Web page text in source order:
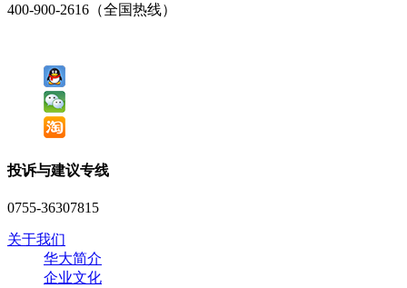
400-900-2616（全国热线）
投诉与建议专线
0755-36307815
关于我们
华大简介
企业文化